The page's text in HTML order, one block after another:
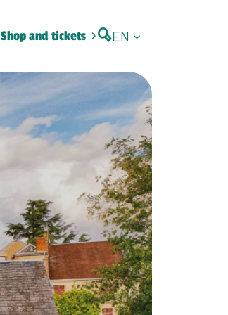
Shop and tickets EN